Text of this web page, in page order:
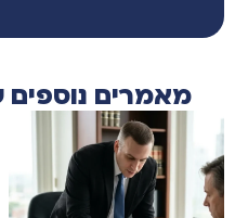
מאמרים נוספים